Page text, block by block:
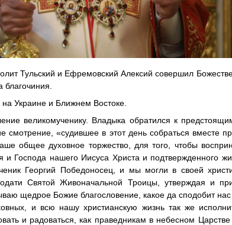
Тульский и Ефремовский Алексий совершил
благочиния.
Украине и Ближнем Востоке.
великомученику. Владыка обратился к
смотрение, «судившее в этот день собраться вместе
общее духовное торжество, для того, чтобы
Господа нашего Иисуса Христа и подтвержденного
Георгий Победоносец, и мы могли в своей
Святой Живоначальной Троицы, утверждая и
щедрое Божие благословение, какое да сподобит
и всю нашу христианскую жизнь так же
и радоваться, как праведникам в небесном Царстве